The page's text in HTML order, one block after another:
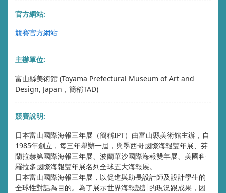
官方網站:
競賽官方網站
主辦單位:
富山縣美術館 (Toyama Prefectural Museum of Art and
Design, Japan，簡稱TAD)
競賽說明:
日本富山國際海報三年展（簡稱IPT）由富山縣美術館主辦，自
1985年創立，每三年舉辦一屆，與墨西哥國際海報雙年展、芬
蘭拉赫第國際海報三年展、波蘭華沙國際海報雙年展、美國科
羅拉多國際海報雙年展名列全球五大海報展。
日本富山國際海報三年展，以促進與助長設計師及設計學生的
全球性對話為目的。為了展示世界海報設計的現況跟成果，因